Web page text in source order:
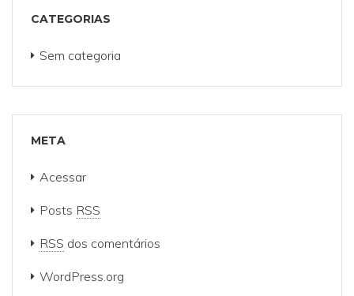
CATEGORIAS
Sem categoria
META
Acessar
Posts RSS
RSS dos comentários
WordPress.org